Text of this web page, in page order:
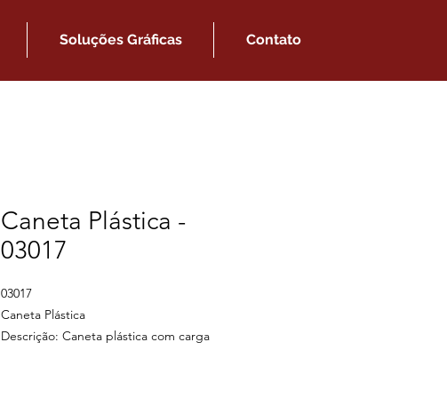
Soluções Gráficas Contato
Caneta Plástica -
03017
03017
Caneta Plástica
Descrição: Caneta plástica com carga